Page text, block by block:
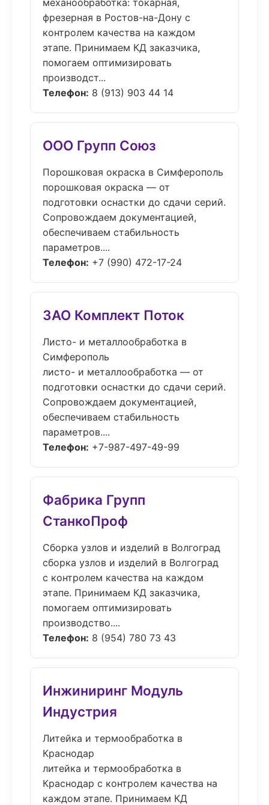
механообработка: токарная,
фрезерная в Ростов-на-Дону с
контролем качества на каждом
этапе. Принимаем КД заказчика,
помогаем оптимизировать
производст...
Телефон: 8 (913) 903 44 14
ООО Групп Союз
Порошковая окраска в Симферополь
порошковая окраска — от
подготовки оснастки до сдачи серий.
Сопровождаем документацией,
обеспечиваем стабильность
параметров....
Телефон: +7 (990) 472-17-24
ЗАО Комплект Поток
Листо- и металлообработка в
Симферополь
листо- и металлообработка — от
подготовки оснастки до сдачи серий.
Сопровождаем документацией,
обеспечиваем стабильность
параметров....
Телефон: +7-987-497-49-99
Фабрика Групп
СтанкоПроф
Сборка узлов и изделий в Волгоград
сборка узлов и изделий в Волгоград
с контролем качества на каждом
этапе. Принимаем КД заказчика,
помогаем оптимизировать
производство....
Телефон: 8 (954) 780 73 43
Инжиниринг Модуль
Индустрия
Литейка и термообработка в
Краснодар
литейка и термообработка в
Краснодар с контролем качества на
каждом этапе. Принимаем КД